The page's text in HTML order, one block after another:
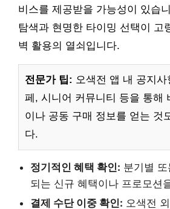
비스를 제공받을 가능성이 있습
탐색과 현명한 타이밍 선택이 고
벽 활용의 열쇠입니다.
전문가 팁: 오색전 앱 내 공지
페, 시니어 커뮤니티 등을 통해
이나 공동 구매 정보를 얻는 것
다.
정기적인 혜택 확인: 분기별
되는 신규 혜택이나 프로모션
결제 수단 이중 확인: 오색전